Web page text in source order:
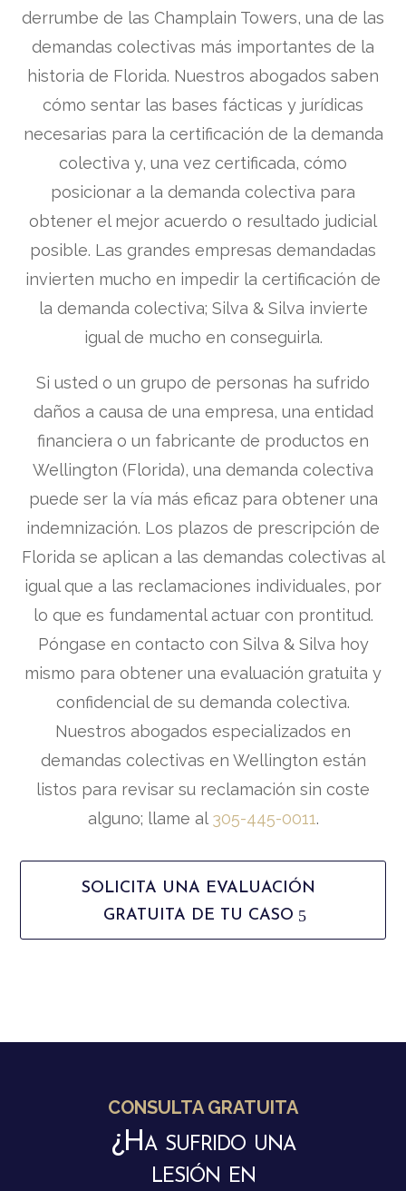
derrumbe de las Champlain Towers, una de las
demandas colectivas más importantes de la
historia de Florida. Nuestros abogados saben
cómo sentar las bases fácticas y jurídicas
necesarias para la certificación de la demanda
colectiva y, una vez certificada, cómo
posicionar a la demanda colectiva para
obtener el mejor acuerdo o resultado judicial
posible. Las grandes empresas demandadas
invierten mucho en impedir la certificación de
la demanda colectiva; Silva & Silva invierte
igual de mucho en conseguirla.
Si usted o un grupo de personas ha sufrido
daños a causa de una empresa, una entidad
financiera o un fabricante de productos en
Wellington (Florida), una demanda colectiva
puede ser la vía más eficaz para obtener una
indemnización. Los plazos de prescripción de
Florida se aplican a las demandas colectivas al
igual que a las reclamaciones individuales, por
lo que es fundamental actuar con prontitud.
Póngase en contacto con Silva & Silva hoy
mismo para obtener una evaluación gratuita y
confidencial de su demanda colectiva.
Nuestros abogados especializados en
demandas colectivas en Wellington están
listos para revisar su reclamación sin coste
alguno; llame al 305-445-0011.
SOLICITA UNA EVALUACIÓN
GRATUITA DE TU CASO
CONSULTA GRATUITA
¿Ha sufrido una
lesión en